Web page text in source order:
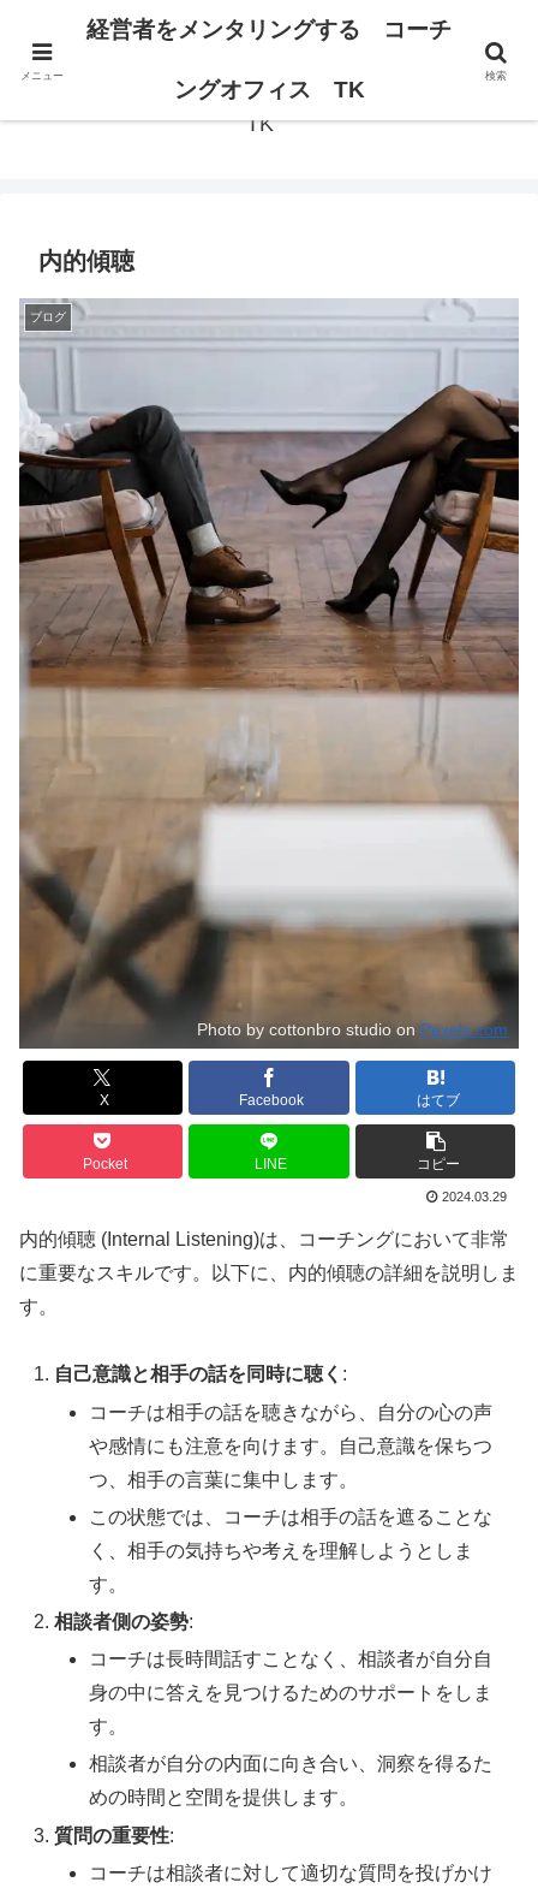
経営者の思考が変われば、組織は変わる。
経営者をメンタリングする コーチングオフィス
TK
内的傾聴
ブログ
Photo by cottonbro studio on Pexels.com
X Facebook はてブ
Pocket LINE コピー
2024.03.29
内的傾聴 (Internal Listening)は、コーチングにおいて非常
に重要なスキルです。以下に、内的傾聴の詳細を説明しま
す。
自己意識と相手の話を同時に聴く :
コーチは相手の話を聴きながら、自分の心の声
や感情にも注意を向けます。自己意識を保ちつ
つ、相手の言葉に集中します。
この状態では、コーチは相手の話を遮ることな
く、相手の気持ちや考えを理解しようとしま
す。
相談者側の姿勢:
コーチは長時間話すことなく、相談者が自分自
身の中に答えを見つけるためのサポートをしま
す。
相談者が自分の内面に向き合い、洞察を得るた
めの時間と空間を提供します。
質問の重要性:
コーチは相談者に対して適切な質問を投げかけ
メニュー
経営者をメンタリングする コーチ
ングオフィス TK
検索